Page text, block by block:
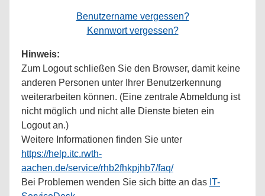
Benutzername vergessen?
Kennwort vergessen?
Hinweis:
Zum Logout schließen Sie den Browser, damit keine
anderen Personen unter Ihrer Benutzerkennung
weiterarbeiten können. (Eine zentrale Abmeldung ist
nicht möglich und nicht alle Dienste bieten ein
Logout an.)
Weitere Informationen finden Sie unter
https://help.itc.rwth-
aachen.de/service/rhb2fhkpjhb7/faq/
Bei Problemen wenden Sie sich bitte an das IT-